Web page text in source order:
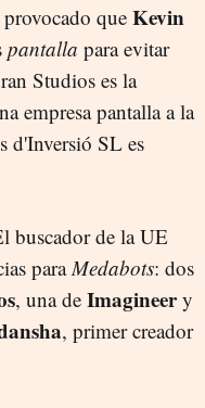
que Kevin
pantalla para evitar
Studios es la
empresa pantalla a la
d'Inversió SL es
buscador de la UE
paraMedabots: dos
, una de Imagineery
, primer creador